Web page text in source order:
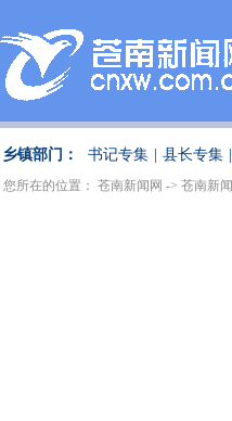
乡镇部门： 书记专集 县长专集
您所在的位置： 苍南新闻网 -> 苍南新闻